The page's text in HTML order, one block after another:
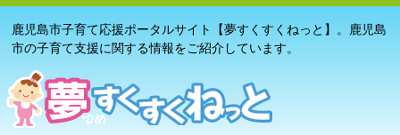
鹿児島市子育て応援ポータルサイト【夢すくすくねっと】。鹿児島
市の子育て支援に関する情報をご紹介しています。